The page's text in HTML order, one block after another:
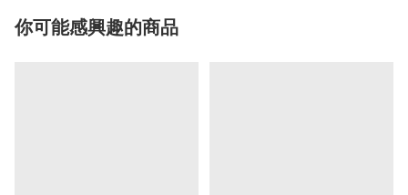
你可能感興趣的商品